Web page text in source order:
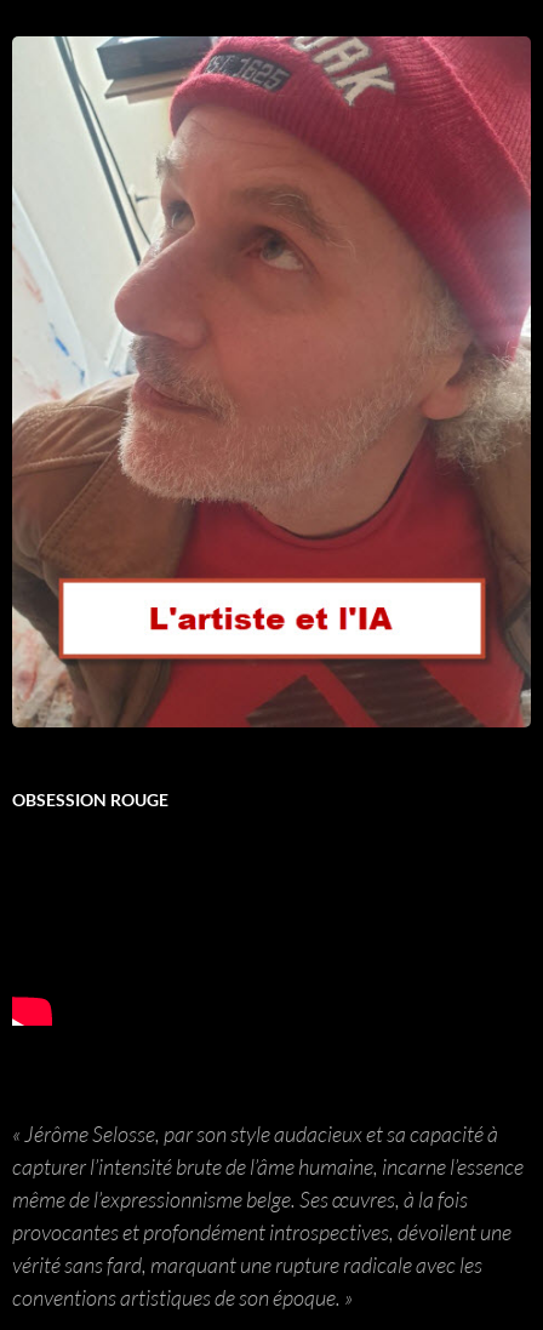
OBSESSION ROUGE
« Jérôme Selosse, par son style audacieux et sa capacité à
capturer l’intensité brute de l’âme humaine, incarne l’essence
même de l’expressionnisme belge. Ses œuvres, à la fois
provocantes et profondément introspectives, dévoilent une
vérité sans fard, marquant une rupture radicale avec les
conventions artistiques de son époque. »